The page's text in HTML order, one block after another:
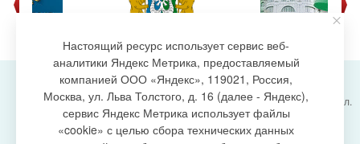
создание сайта
Администрация городского поселения Излучинск, ул.
Энергетиков, 6, пгт. Излучинск, Нижневартовский
район,
Настоящий ресурс использует сервис веб-
аналитики Яндекс Метрика, предоставляемый
компанией ООО «Яндекс», 119021, Россия,
Москва, ул. Льва Толстого, д. 16 (далее - Яндекс),
сервис Яндекс Метрика использует файлы
«cookie» с целью сбора технических данных